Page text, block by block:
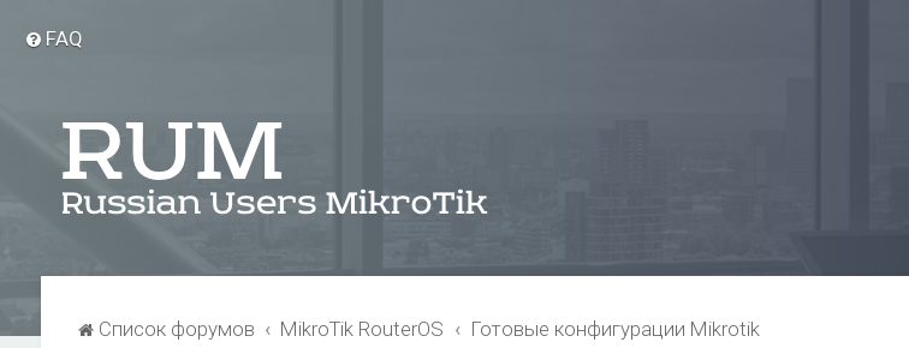
FAQ
Список форумов MikroTik RouterOS Готовые конфигурации Mikrotik